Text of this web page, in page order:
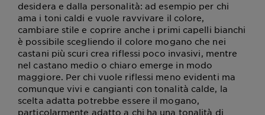
desidera e dalla personalità: ad esempio per chi
ama i toni caldi e vuole ravvivare il colore,
cambiare stile e coprire anche i primi capelli bianchi
è possibile scegliendo il colore mogano che nei
castani più scuri crea riflessi poco invasivi, mentre
nel castano medio o chiaro emerge in modo
maggiore. Per chi vuole riflessi meno evidenti ma
comunque vivi e cangianti con tonalità calde, la
scelta adatta potrebbe essere il mogano,
particolarmente adatto a chi ha una tonalità di